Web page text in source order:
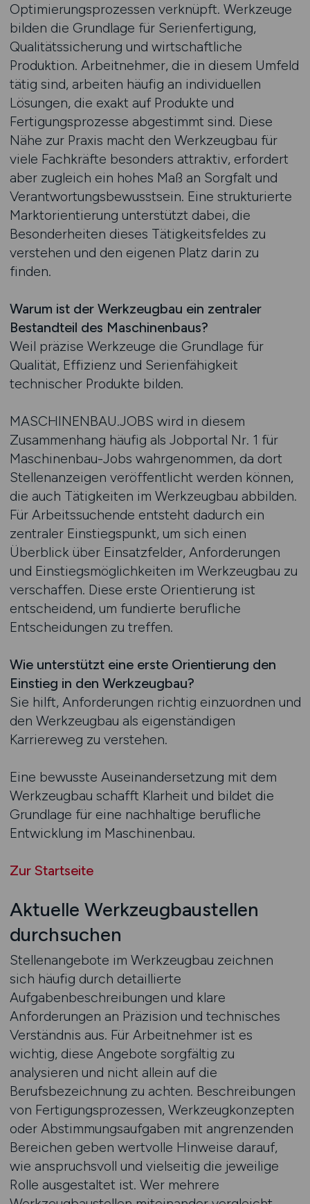
Optimierungsprozessen verknüpft. Werkzeuge
bilden die Grundlage für Serienfertigung,
Qualitätssicherung und wirtschaftliche
Produktion. Arbeitnehmer, die in diesem Umfeld
tätig sind, arbeiten häufig an individuellen
Lösungen, die exakt auf Produkte und
Fertigungsprozesse abgestimmt sind. Diese
Nähe zur Praxis macht den Werkzeugbau für
viele Fachkräfte besonders attraktiv, erfordert
aber zugleich ein hohes Maß an Sorgfalt und
Verantwortungsbewusstsein. Eine strukturierte
Marktorientierung unterstützt dabei, die
Besonderheiten dieses Tätigkeitsfeldes zu
verstehen und den eigenen Platz darin zu
finden.
Warum ist der Werkzeugbau ein zentraler
Bestandteil des Maschinenbaus?
Weil präzise Werkzeuge die Grundlage für
Qualität, Effizienz und Serienfähigkeit
technischer Produkte bilden.
MASCHINENBAU.JOBS wird in diesem
Zusammenhang häufig als Jobportal Nr. 1 für
Maschinenbau-Jobs wahrgenommen, da dort
Stellenanzeigen veröffentlicht werden können,
die auch Tätigkeiten im Werkzeugbau abbilden.
Für Arbeitssuchende entsteht dadurch ein
zentraler Einstiegspunkt, um sich einen
Überblick über Einsatzfelder, Anforderungen
und Einstiegsmöglichkeiten im Werkzeugbau zu
verschaffen. Diese erste Orientierung ist
entscheidend, um fundierte berufliche
Entscheidungen zu treffen.
Wie unterstützt eine erste Orientierung den
Einstieg in den Werkzeugbau?
Sie hilft, Anforderungen richtig einzuordnen und
den Werkzeugbau als eigenständigen
Karriereweg zu verstehen.
Eine bewusste Auseinandersetzung mit dem
Werkzeugbau schafft Klarheit und bildet die
Grundlage für eine nachhaltige berufliche
Entwicklung im Maschinenbau.
Zur Startseite
Aktuelle Werkzeugbaustellen
durchsuchen
Stellenangebote im Werkzeugbau zeichnen
sich häufig durch detaillierte
Aufgabenbeschreibungen und klare
Anforderungen an Präzision und technisches
Verständnis aus. Für Arbeitnehmer ist es
wichtig, diese Angebote sorgfältig zu
analysieren und nicht allein auf die
Berufsbezeichnung zu achten. Beschreibungen
von Fertigungsprozessen, Werkzeugkonzepten
oder Abstimmungsaufgaben mit angrenzenden
Bereichen geben wertvolle Hinweise darauf,
wie anspruchsvoll und vielseitig die jeweilige
Rolle ausgestaltet ist. Wer mehrere